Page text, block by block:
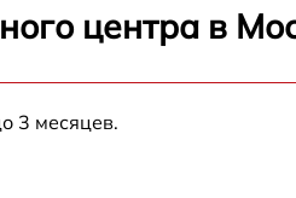
от 60 мин
центра в
3 месяцев.